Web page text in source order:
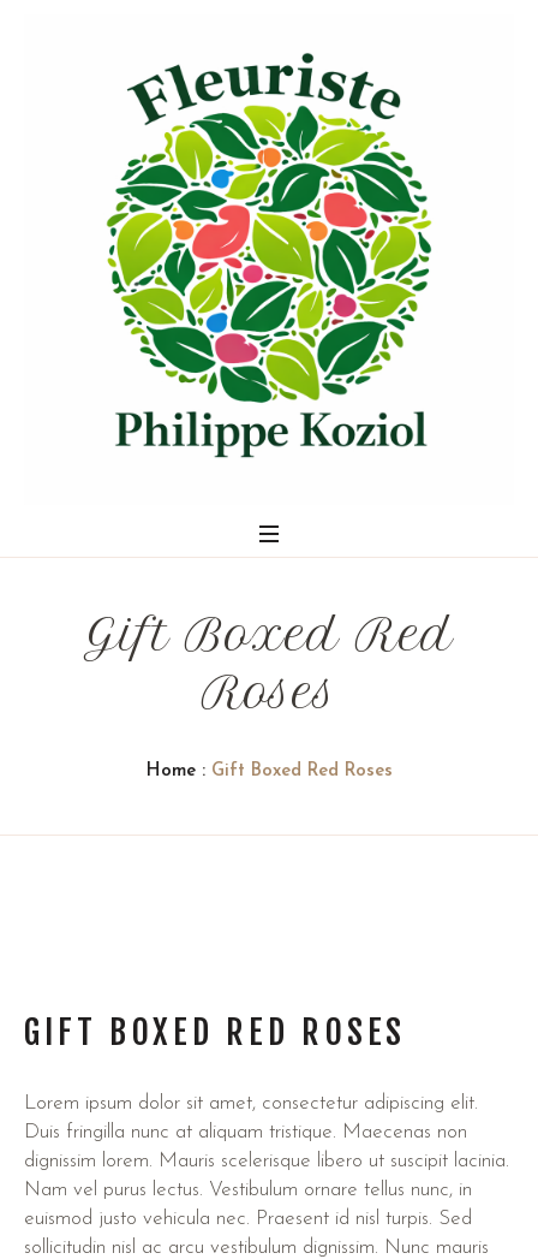
Gift Boxed Red
Roses
Home : Gift Boxed Red Roses
GIFT BOXED RED ROSES
Lorem ipsum dolor sit amet, consectetur adipiscing elit.
Duis fringilla nunc at aliquam tristique. Maecenas non
dignissim lorem. Mauris scelerisque libero ut suscipit lacinia.
Nam vel purus lectus. Vestibulum ornare tellus nunc, in
euismod justo vehicula nec. Praesent id nisl turpis. Sed
sollicitudin nisl ac arcu vestibulum dignissim. Nunc mauris